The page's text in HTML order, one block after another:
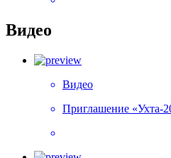
Видео
Видео
Приглашение «Ухта-